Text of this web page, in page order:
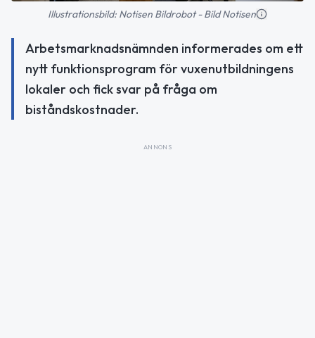
Illustrationsbild: Notisen Bildrobot - Bild Notisen
Arbetsmarknadsnämnden informerades om ett
nytt funktionsprogram för vuxenutbildningens
lokaler och fick svar på fråga om
biståndskostnader.
ANNONS